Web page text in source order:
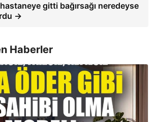
hastaneye gitti bağırsağı neredeyse
→
Haberler